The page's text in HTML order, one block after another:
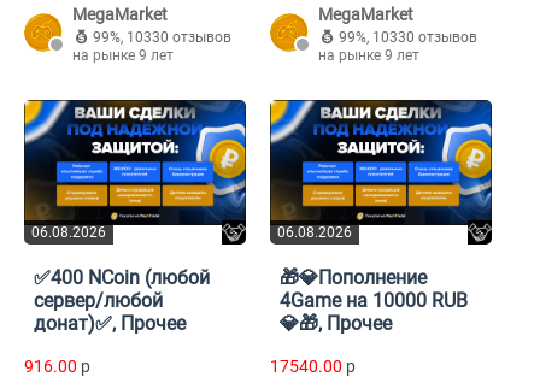
MegaMarket
99%, 10330 отзывов
на рынке 9 лет
MegaMarket
99%, 10330 отзывов
на рынке 9 лет
06.08.2026
✅400 NCoin (любой
сервер/любой
донат)✅, Прочее
916.00 p
06.08.2026
🎁💎Пополнение
4Game на 10000 RUB
💎🎁, Прочее
17540.00 p